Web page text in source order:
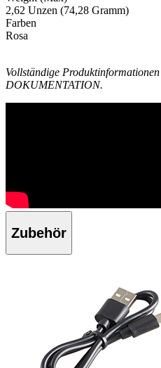
2,62 Unzen (74,28 Gramm)
Farben
Rosa
Vollständige
DOKUMENTATION.
Zubehör